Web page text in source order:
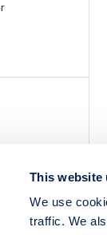
This website
We use
traffic. We